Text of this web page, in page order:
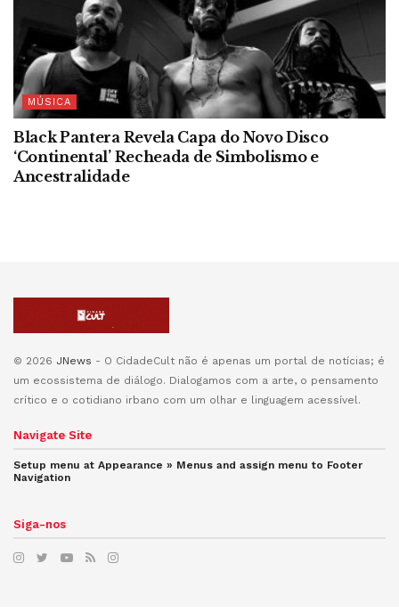
MÚSICA
Black Pantera Revela Capa do Novo Disco
‘Continental’ Recheada de Simbolismo e
Ancestralidade
© 2026 JNews - O CidadeCult não é apenas um portal de notícias; é
um ecossistema de diálogo. Dialogamos com a arte, o pensamento
crítico e o cotidiano irbano com um olhar e linguagem acessível.
Navigate Site
Setup menu at Appearance » Menus and assign menu to Footer
Navigation
Siga-nos